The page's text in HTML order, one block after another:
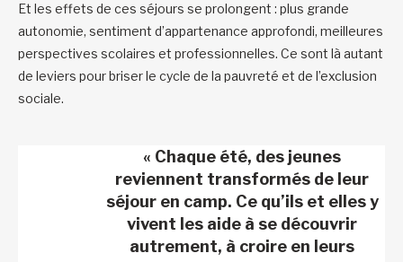
Et les effets de ces séjours se prolongent : plus grande
autonomie, sentiment d’appartenance approfondi, meilleures
perspectives scolaires et professionnelles. Ce sont là autant
de leviers pour briser le cycle de la pauvreté et de l’exclusion
sociale.
« Chaque été, des jeunes
reviennent transformés de leur
séjour en camp. Ce qu’ils et elles y
vivent les aide à se découvrir
autrement, à croire en leurs